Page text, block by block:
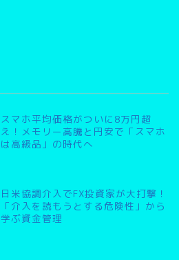
スマホ平均価格がついに8万円超
え！メモリー高騰と円安で「スマホ
は高級品」の時代へ
日米協調介入でFX投資家が大打撃！
「介入を読もうとする危険性」から
学ぶ資金管理